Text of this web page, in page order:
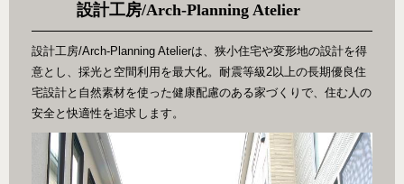
設計工房/Arch-Planning Atelier
設計工房/Arch-Planning Atelierは、狭小住宅や変形地の設計を得
意とし、採光と空間利用を最大化。耐震等級2以上の長期優良住
宅設計と自然素材を使った健康配慮のある家づくりで、住む人の
安全と快適性を追求します。